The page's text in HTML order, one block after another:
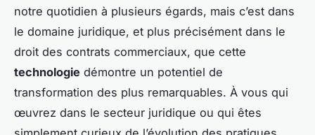
notre quotidien à plusieurs égards, mais c’est dans
le domaine juridique, et plus précisément dans le
droit des contrats commerciaux, que cette
technologie démontre un potentiel de
transformation des plus remarquables. À vous qui
œuvrez dans le secteur juridique ou qui êtes